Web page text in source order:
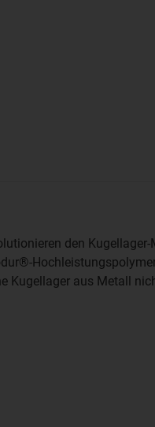
den
Kugellager aus Metall